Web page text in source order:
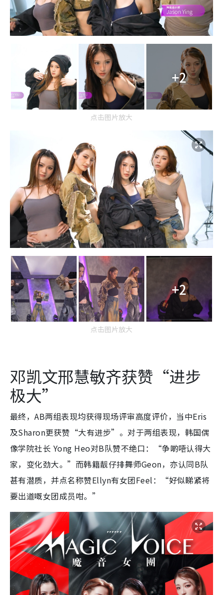
+2
点击图片放大
+2
点击图片放大
邓凯文邢慧敏齐获赞“进步
极大”
最终，AB两组表现均获得现场评审高度评价，当中Eris
及Sharon更获赞“大有进步”。对于两组表现，韩国偶
像学院社长 Yong Heo对B队赞不绝口：“争啲唔认得大
家，变化劲大。”而韩籍靓仔排舞师Geon，亦认同B队
甚有潜质，并点名称赞Ellyn有女团Feel：“好似睇紧将
要出道嘅女团成员咁。”